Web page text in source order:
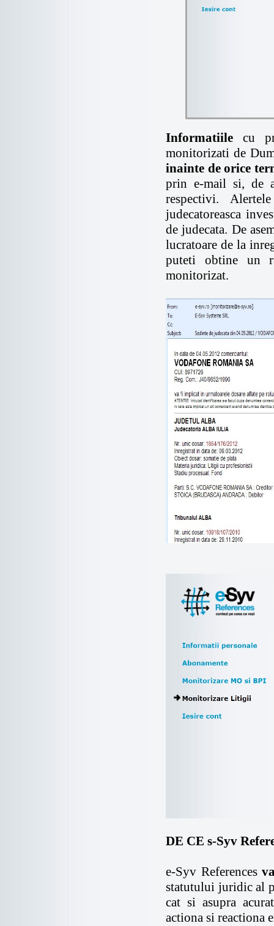
Informatiile cu
monitorizati de
inainte de orice
prin e-mail si, de
respectivi.
judecatoreasca
de judecata. De
lucratoare de la
puteti obtine un
monitorizat.
DE CE s-Syv
e-Syv References
statutului juridic al
cat si asupra
actiona si reactiona